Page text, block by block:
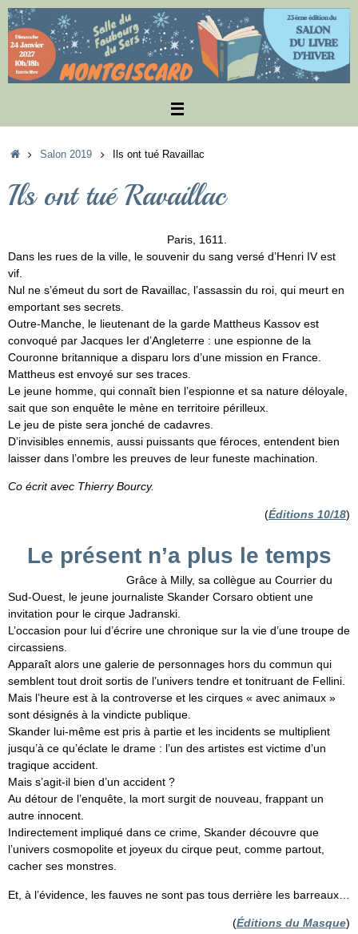
Passer
au
contenu
Accueil
Salon 2019 Ils ont tué Ravaillac
Ils ont tué Ravaillac
Paris, 1611.
Dans les rues de la ville, le souvenir du sang versé d’Henri IV est
vif.
Nul ne s’émeut du sort de Ravaillac, l’assassin du roi, qui meurt en
emportant ses secrets.
Outre-Manche, le lieutenant de la garde Mattheus Kassov est
convoqué par Jacques Ier d’Angleterre : une espionne de la
Couronne britannique a disparu lors d’une mission en France.
Mattheus est envoyé sur ses traces.
Le jeune homme, qui connaît bien l’espionne et sa nature déloyale,
sait que son enquête le mène en territoire périlleux.
Le jeu de piste sera jonché de cadavres.
D’invisibles ennemis, aussi puissants que féroces, entendent bien
laisser dans l’ombre les preuves de leur funeste machination.
Co écrit avec Thierry Bourcy.
(Éditions 10/18)
Le présent n’a plus le temps
Grâce à Milly, sa collègue au Courrier du
Sud-Ouest, le jeune journaliste Skander Corsaro obtient une
invitation pour le cirque Jadranski.
L’occasion pour lui d’écrire une chronique sur la vie d’une troupe de
circassiens.
Apparaît alors une galerie de personnages hors du commun qui
semblent tout droit sortis de l’univers tendre et tonitruant de Fellini.
Mais l’heure est à la controverse et les cirques « avec animaux »
sont désignés à la vindicte publique.
Skander lui-même est pris à partie et les incidents se multiplient
jusqu’à ce qu’éclate le drame : l’un des artistes est victime d’un
tragique accident.
Mais s’agit-il bien d’un accident ?
Au détour de l’enquête, la mort surgit de nouveau, frappant un
autre innocent.
Indirectement impliqué dans ce crime, Skander découvre que
l’univers cosmopolite et joyeux du cirque peut, comme partout,
cacher ses monstres.
Et, à l’évidence, les fauves ne sont pas tous derrière les barreaux…
(Éditions du Masque)